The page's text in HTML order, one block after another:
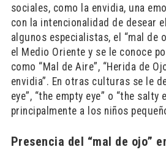
sociales, como la envidia, una
con la intencionalidad de desear
algunos especialistas, el “mal de
el Medio Oriente y se le conoce
como “Mal de Aire”, “Herida de
envidia”. En otras culturas se le
eye”, “the empty eye” o “the salty
principalmente a los niños
Presencia del “mal de ojo”